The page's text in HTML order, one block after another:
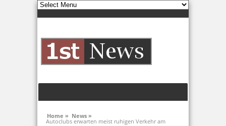
Home » News »
Autoclubs erwarten meist ruhigen Verkehr am